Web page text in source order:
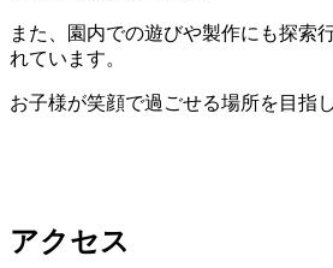
また、園内での遊びや製作にも探索
れています。
お子様が笑顔で過ごせる場所を目指
アクセス